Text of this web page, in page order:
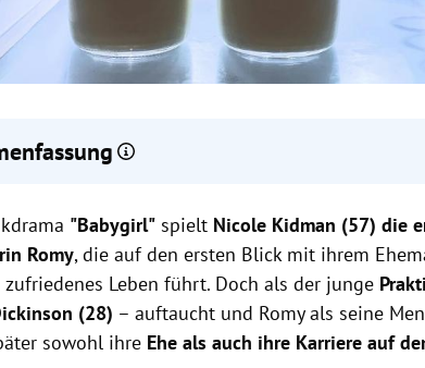
zur Affäre steht.
Szene" ist einWendepunktim Film, der Romys
thematisiert.
Halina Reijn
erzählt, dass sie früher eine ähnliche
"Babygirl" spielt Nicole Kidman (57) die
Romy, die auf den ersten Blick mit ihrem
zufriedenes Leben führt. Doch als der junge
(28) –auftaucht und Romy als seine
sowohl ihre Ehe als auch ihre Karriere auf